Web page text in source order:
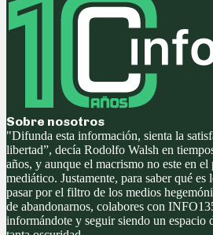
Sobre nosotros
"Difunda esta información, sienta la
libertad”, decía Rodolfo Walsh en
años, y aunque el macrismo no este en
mediático. Justamente, para saber qué es
pasar por el filtro de los medios
de abandonarnos, colabores con
informándote y seguir siendo un espacio